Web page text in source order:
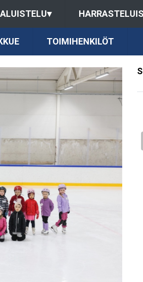
▾
TOIMIHENKILÖT